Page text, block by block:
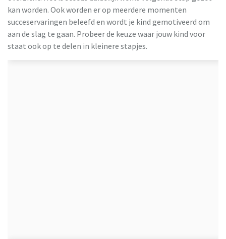
kan worden. Ook worden er op meerdere momenten
succeservaringen beleefd en wordt je kind gemotiveerd om
aan de slag te gaan. Probeer de keuze waar jouw kind voor
staat ook op te delen in kleinere stapjes.